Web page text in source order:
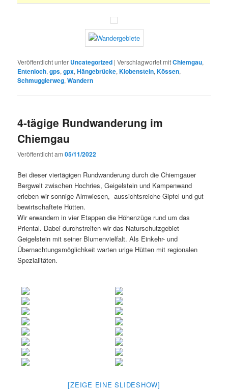
Veröffentlicht unter Uncategorized |Verschlagwortet mitChiemgau,
Entenloch,gps,gpx,Hängebrücke,Klobenstein,Kössen,
Schmugglerweg,Wandern
4-tägige Rundwanderung im
Chiemgau
Veröffentlicht am05/11/2022
Bei dieser viertägigen Rundwanderung durch die Chiemgauer
Bergwelt zwischen Hochries, Geigelstein und Kampenwand
erleben wir sonnige Almwiesen, aussichtsreiche Gipfel und gut
bewirtschaftete Hütten.
Wir erwandern in vier Etappen die Höhenzüge rund um das
Priental. Dabei durchstreifen wir das Naturschutzgebiet
Geigelstein mit seiner Blumenvielfalt. Als Einkehr- und
Übernachtungsmöglichkeit warten urige Hütten mit regionalen
Spezialitäten.
[ZEIGE EINE SLIDESHOW]